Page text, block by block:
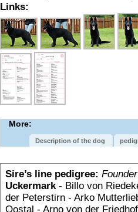
Links:
More:
Description of the dog
Sire’s line pedigree: Founder
Uckermark- Billo von
der Peterstirn - Arko
Oostal - Arno von der